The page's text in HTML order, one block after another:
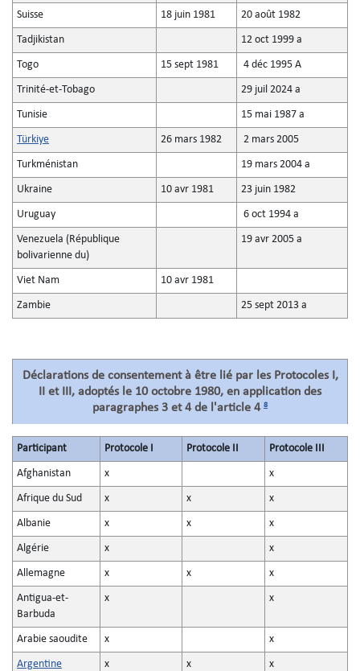
Suisse 18 juin 1981 20 août 1982
Tadjikistan 12 oct 1999 a
Togo 15 sept 1981 4 déc 1995 A
Trinité-et-Tobago 29 juil 2024 a
Tunisie 15 mai 1987 a
Türkiye 26 mars 1982 2 mars 2005
Turkménistan 19 mars 2004 a
Ukraine 10 avr 1981 23 juin 1982
Uruguay 6 oct 1994 a
Venezuela (République
bolivarienne du)
19 avr 2005 a
Viet Nam 10 avr 1981
Zambie 25 sept 2013 a
Déclarations de consentement à être lié par les Protocoles I,
II et III, adoptés le 10 octobre 1980, en application des
paragraphes 3 et 4 de l'article 4 8
Participant Protocole I Protocole II Protocole III
Afghanistan x x
Afrique du Sud x x x
Albanie x x x
Algérie x x
Allemagne x x x
Antigua-et-
Barbuda
x x
Arabie saoudite x x
Argentine x x x